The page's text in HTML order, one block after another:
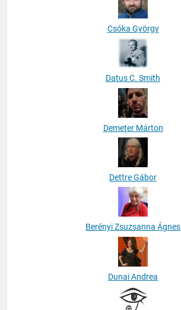
Csóka György
Datus C. Smith
Demeter Márton
Dettre Gábor
Berényi Zsuzsanna Ágnes
Dunai Andrea